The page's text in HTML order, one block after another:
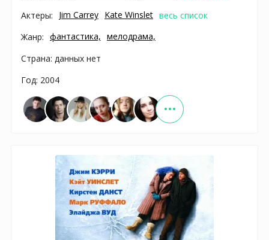
Актеры:
Jim Carrey Kate Winslet весь список
Жанр: фантастика, мелодрама,
Страна: данных нет
Год: 2004